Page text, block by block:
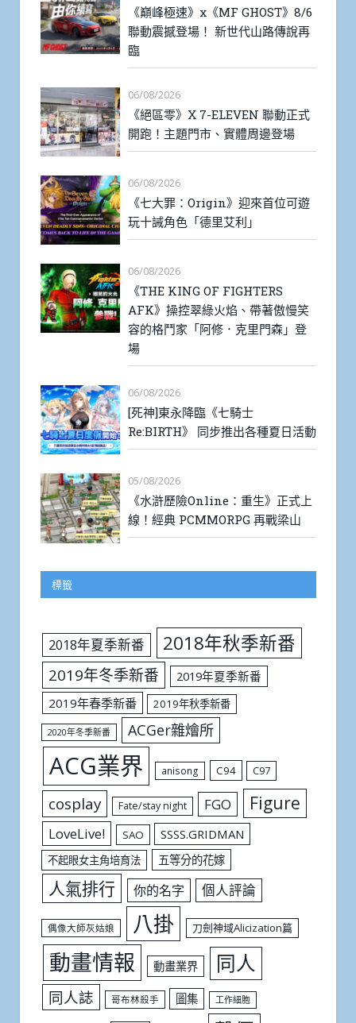
《巔峰極速》x《MF GHOST》8/6
聯動震撼登場！ 新世代山路傳說再
臨
06/08/2026
《絕區零》X 7-ELEVEN 聯動正式
開跑！主題門市、實體周邊登場
06/08/2026
《七大罪：Origin》迎來首位可遊
玩十誡角色「德里艾利」
06/08/2026
《THE KING OF FIGHTERS
AFK》操控翠綠火焰、帶著傲慢笑
容的格鬥家「阿修．克里門森」登
場
06/08/2026
[死神]東永降臨《七騎士
Re:BIRTH》 同步推出各種夏日活動
05/08/2026
《水滸歷險Online：重生》正式上
線！經典 PCMMORPG 再戰梁山
標籤
2018年夏季新番 2018年秋季新番
2019年冬季新番
2019年夏季新番
2019年春季新番
2019年秋季新番
2020年冬季新番 ACGer雜燴所
ACG業界 anisong C94 C97
cosplay Fate/stay night FGO Figure
LoveLive! SAO SSSS.GRIDMAN
不起眼女主角培育法 五等分的花嫁
人氣排行 你的名字 個人評論
偶像大師灰姑娘 八掛 刀劍神域Alicization篇
動畫情報 動畫業界 同人
同人誌 哥布林殺手 圖集 工作細胞